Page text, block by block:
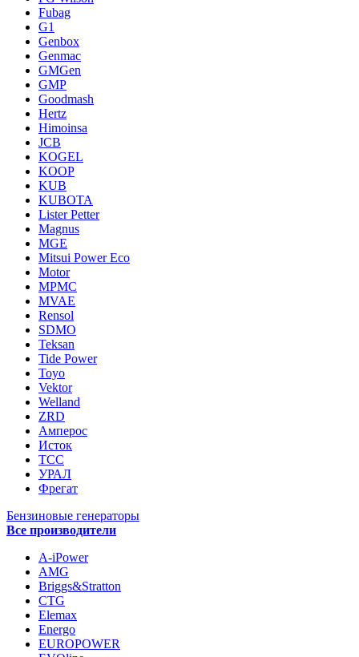
Fubag
G1
Genbox
Genmac
GMGen
GMP
Goodmash
Hertz
Himoinsa
JCB
KOGEL
KOOP
KUB
KUBOTA
Lister Petter
Magnus
MGE
Mitsui Power Eco
Motor
MPMC
MVAE
Rensol
SDMO
Teksan
Tide Power
Toyo
Vektor
Welland
ZRD
Амперос
Исток
ТСС
УРАЛ
Фрегат
Бензиновые генераторы
Все производители
A-iPower
AMG
Briggs&Stratton
CTG
Elemax
Energo
EUROPOWER